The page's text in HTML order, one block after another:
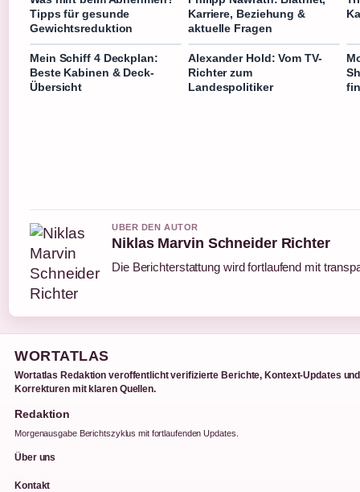
Tipps für gesunde
Gewichtsreduktion
Karriere, Beziehung &
aktuelle Fragen
Mein Schiff 4 Deckplan:
Beste Kabinen & Deck-
Übersicht
Alexander Hold: Vom TV-
Richter zum
Landespolitiker
UBER DEN AUTOR
Niklas Marvin Schneider Richter
Die Berichterstattung wird fortlaufend mit
WORTATLAS
Wortatlas Redaktion veroffentlicht verifizierte Berichte, Kontext-Updates und
Korrekturen mit klaren Quellen.
Redaktion
Morgenausgabe Berichtszyklus mit fortlaufenden Updates.
Über uns
Kontakt